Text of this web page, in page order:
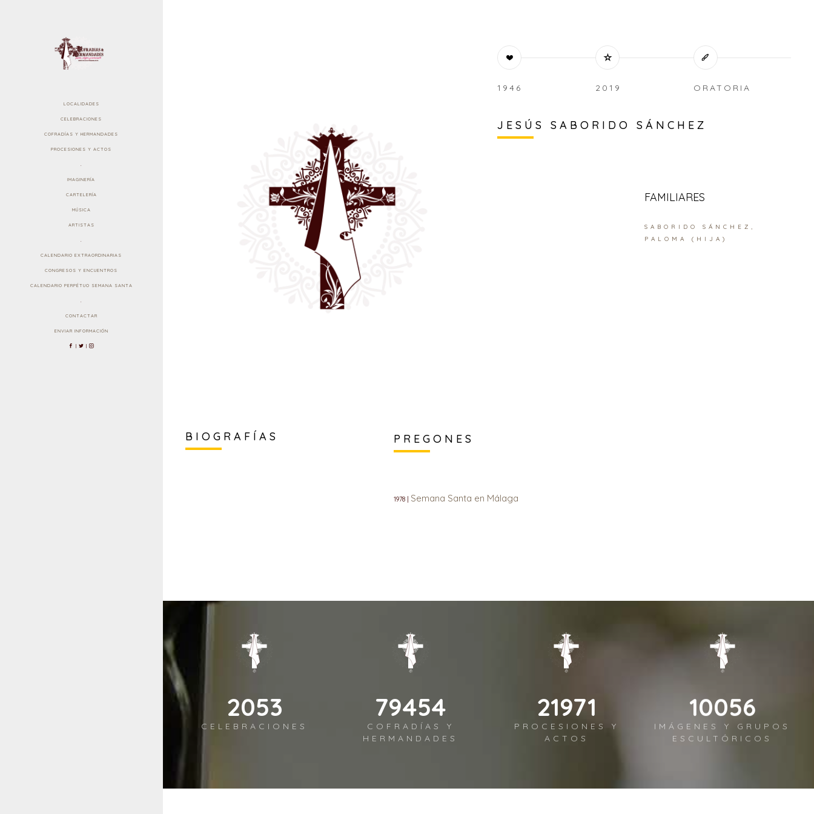
LOCALIDADES
CELEBRACIONES
COFRADÍAS Y HERMANDADES
PROCESIONES Y ACTOS
.
IMAGINERÍA
CARTELERÍA
MÚSICA
ARTISTAS
.
CALENDARIO EXTRAORDINARIAS
CONGRESOS Y ENCUENTROS
CALENDARIO PERPÉTUO SEMANA SANTA
.
CONTACTAR
ENVIAR INFORMACIÓN
| |
1946 2019 ORATORIA
JESÚS SABORIDO SÁNCHEZ
FAMILIARES
SABORIDO SÁNCHEZ,
PALOMA (HIJA)
BIOGRAFÍAS PREGONES
1978 | Semana Santa en Málaga
2395
CELEBRACIONES
92697
COFRADÍAS Y
HERMANDADES
25632
PROCESIONES Y
ACTOS
11732
IMÁGENES Y GRUPOS
ESCULTÓRICOS